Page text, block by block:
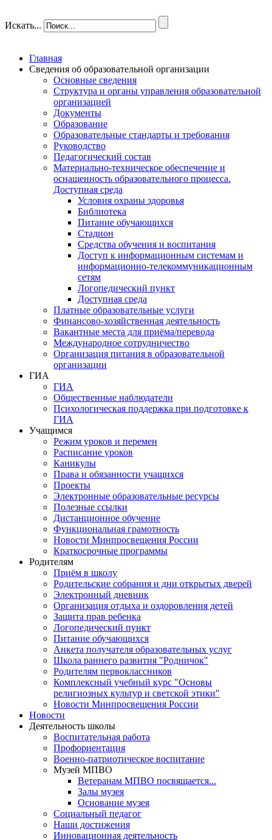
Искать...
Главная
Сведения об образовательной организации
Основные сведения
Структура и органы управления образовательной
организацией
Документы
Образование
Образовательные стандарты и требования
Руководство
Педагогический состав
Материально-техническое обеспечение и
оснащенность образовательного процесса.
Доступная среда
Условия охраны здоровья
Библиотека
Питание обучающихся
Стадион
Средства обучения и воспитания
Доступ к информационным системам и
информационно-телекоммуникационным
сетям
Логопедический пункт
Доступная среда
Платные образовательные услуги
Финансово-хозяйственная деятельность
Вакантные места для приёма/перевода
Международное сотрудничество
Организация питания в образовательной
организации
ГИА
ГИА
Общественные наблюдатели
Психологическая поддержка при подготовке к
ГИА
Учащимся
Режим уроков и перемен
Расписание уроков
Каникулы
Права и обязанности учащихся
Проекты
Электронные образовательные ресурсы
Полезные ссылки
Дистанционное обучение
Функциональная грамотность
Новости Минпросвещения России
Краткосрочные программы
Родителям
Приём в школу
Родительские собрания и дни открытых дверей
Электронный дневник
Организация отдыха и оздоровления детей
Защита прав ребенка
Логопедический пункт
Питание обучающихся
Анкета получателя образовательных услуг
Школа раннего развития "Родничок"
Родителям первоклассников
Комплексный учебный курс "Основы
религиозных культур и светской этики"
Новости Минпросвещения России
Новости
Деятельность школы
Воспитательная работа
Профориентация
Военно-патриотическое воспитание
Музей МПВО
Ветеранам МПВО посвящается...
Залы музея
Основание музея
Социальный педагог
Наши достижения
Инновационная деятельность